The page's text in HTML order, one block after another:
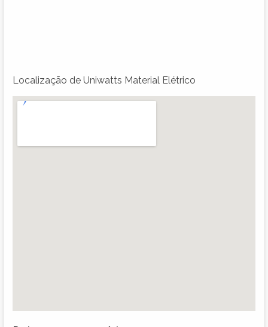
Localização de Uniwatts Material Elétrico